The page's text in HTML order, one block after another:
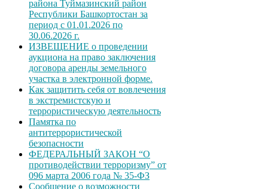
района Туймазинский район
Республики Башкортостан за
период с 01.01.2026 по
30.06.2026 г.
ИЗВЕЩЕНИЕ о проведении
аукциона на право заключения
договора аренды земельного
участка в электронной форме.
Как защитить себя от вовлечения
в экстремистскую и
террористическую деятельность
Памятка по
антитеррористической
безопасности
ФЕДЕРАЛЬНЫЙ ЗАКОН “О
противодействии терроризму” от
096 марта 2006 года № 35-ФЗ
Сообщение о возможности